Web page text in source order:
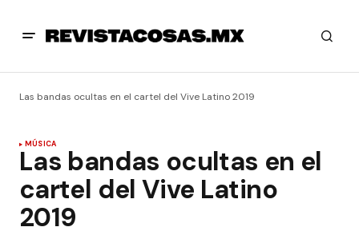
Las bandas ocultas en el cartel del Vive Latino 2019
MÚSICA
Las bandas ocultas en el
cartel del Vive Latino
2019